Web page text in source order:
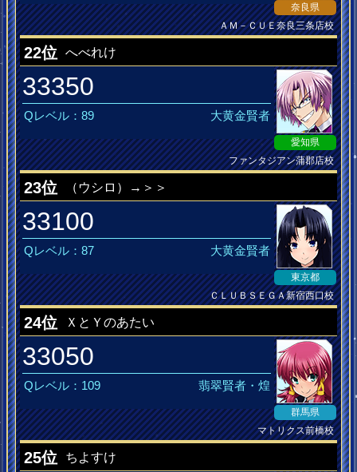
奈良県
ＡＭ－ＣＵＥ奈良三条店校
22位 へべれけ
33350
Qレベル：89 大黄金賢者
愛知県
ファンタジアン蒲郡店校
23位 （ウシロ）→＞＞
33100
Qレベル：87 大黄金賢者
東京都
ＣＬＵＢＳＥＧＡ新宿西口校
24位 ＸとＹのあたい
33050
Qレベル：109 翡翠賢者・煌
群馬県
マトリクス前橋校
25位 ちよすけ